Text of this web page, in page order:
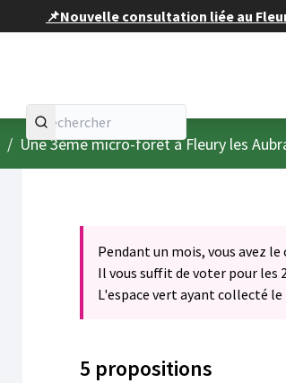
📌Nouvelle consultation liée au
/ Une 3ème micro-forêt à Fleury les
Pendant un mois, vous avez
Il vous suffit de voter pour les
L'espace vert ayant collecté
5 propositions